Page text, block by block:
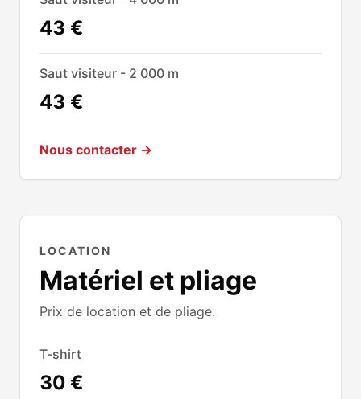
43 €
Saut visiteur - 2 000 m
43 €
Nous contacter →
LOCATION
Matériel et pliage
Prix de location et de pliage.
T-shirt
30 €